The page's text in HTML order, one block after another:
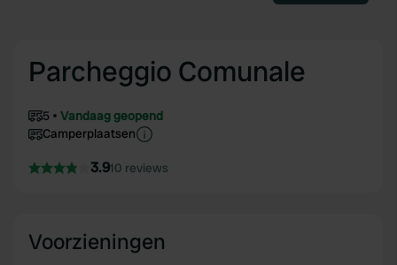
Parcheggio Comunale
5
Vandaag geopend
Camperplaatsen
3.910 reviews
Voorzieningen